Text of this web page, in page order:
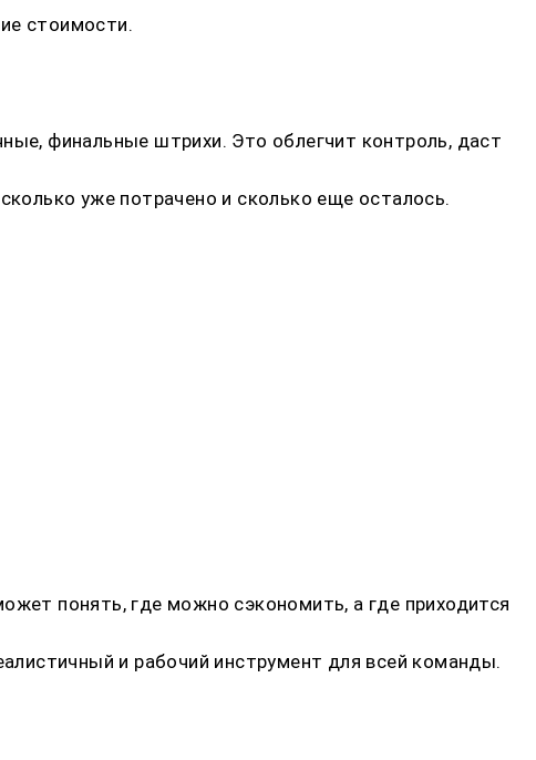
стоимости.
финальные штрихи. Это облегчит контроль, даст
уже потрачено и сколько еще осталось.
понять, где можно сэкономить, а где приходится
и рабочий инструмент для всей команды.